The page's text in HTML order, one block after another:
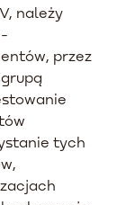
należy
przez
tych